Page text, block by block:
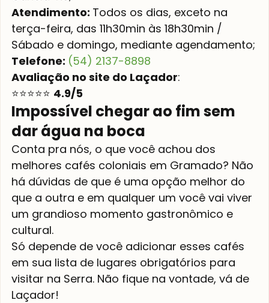
Atendimento: Todos os dias, exceto na
terça-feira, das 11h30min às 18h30min /
Sábado e domingo, mediante agendamento;
Telefone: (54) 2137-8898
Avaliação no site do Laçador:
⭐⭐⭐⭐⭐ 4.9/5
Impossível chegar ao fim sem
dar água na boca
Conta pra nós, o que você achou dos
melhores cafés coloniais em Gramado? Não
há dúvidas de que é uma opção melhor do
que a outra e em qualquer um você vai viver
um grandioso momento gastronômico e
cultural.
Só depende de você adicionar esses cafés
em sua lista de lugares obrigatórios para
visitar na Serra. Não fique na vontade, vá de
Laçador!